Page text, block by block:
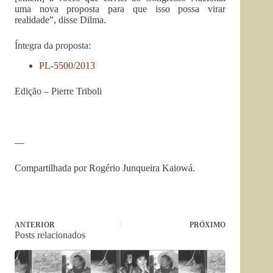
uma nova proposta para que isso possa virar
realidade”, disse Dilma.
Íntegra da proposta:
PL-5500/2013
Edição – Pierre Triboli
—
Compartilhada por Rogério Junqueira Kaiowá.
ANTERIOR PRÓXIMO
Posts relacionados